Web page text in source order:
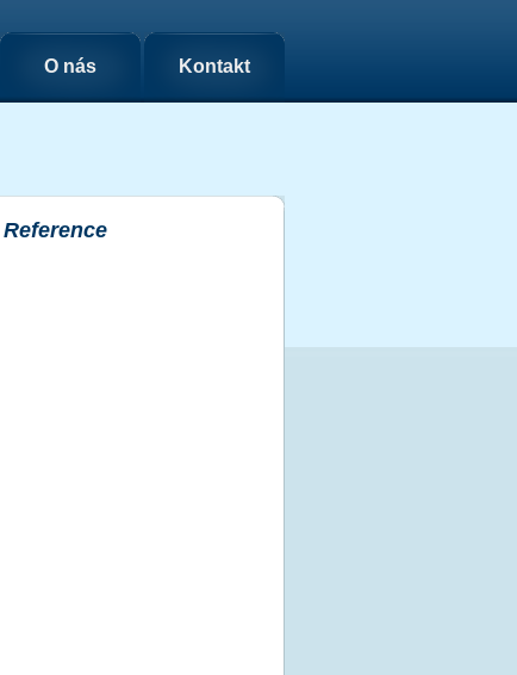
O nás Kontakt
Reference